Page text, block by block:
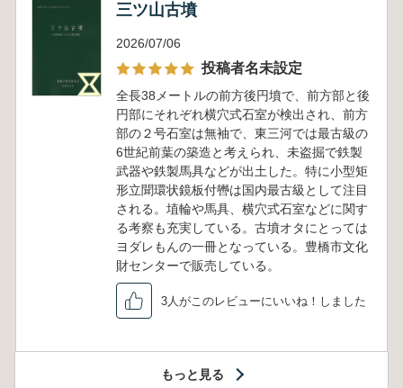
三ツ山古墳
2026/07/06
投稿者名未設定
全長38メートルの前方後円墳で、前方部と後
円部にそれぞれ横穴式石室が検出され、前方
部の２号石室は無袖で、東三河では最古級の
6世紀前葉の築造と考えられ、未盗掘で鉄製
武器や鉄製馬具などが出土した。特に小型矩
形立聞環状鏡板付轡は国内最古級として注目
される。埴輪や馬具、横穴式石室などに関す
る考察も充実している。古墳オタにとっては
ヨダレもんの一冊となっている。豊橋市文化
財センターで販売している。
3人がこのレビューにいいね！しました
もっと見る